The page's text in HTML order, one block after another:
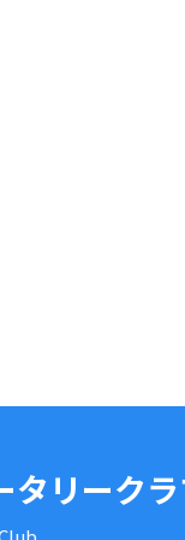
タリーク